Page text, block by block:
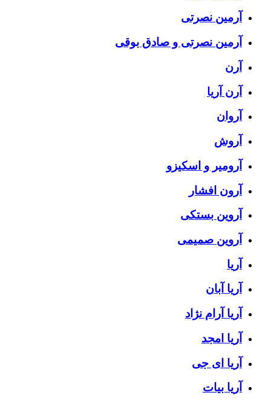
آرمین نصرتی
آرمین نصرتی و صادق بوقی
آرن
آرن آریا
آروان
آروش
آرومیر و اسکیزو
آرون افشار
آروین بستکی
آروین صمیمی
آریا
آریا آبان
آریا آرام نژاد
آریا امجد
آریا ای جی
آریا بیات